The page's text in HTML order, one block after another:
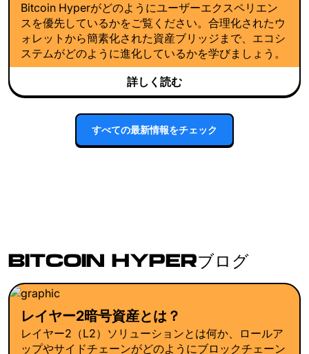
Bitcoin Hyperがどのようにユーザーエクスペリエン
スを優先しているかをご覧ください。合理化されたウ
ォレットから簡素化された資産ブリッジまで、エコシ
ステムがどのように進化しているかを学びましょう。
詳しく読む
すべての最新情報をチェック
BITCOIN HYPERブログ
レイヤー2暗号資産とは？
レイヤー2（L2）ソリューションとは何か、ロールア
ップやサイドチェーンがどのようにブロックチェーン